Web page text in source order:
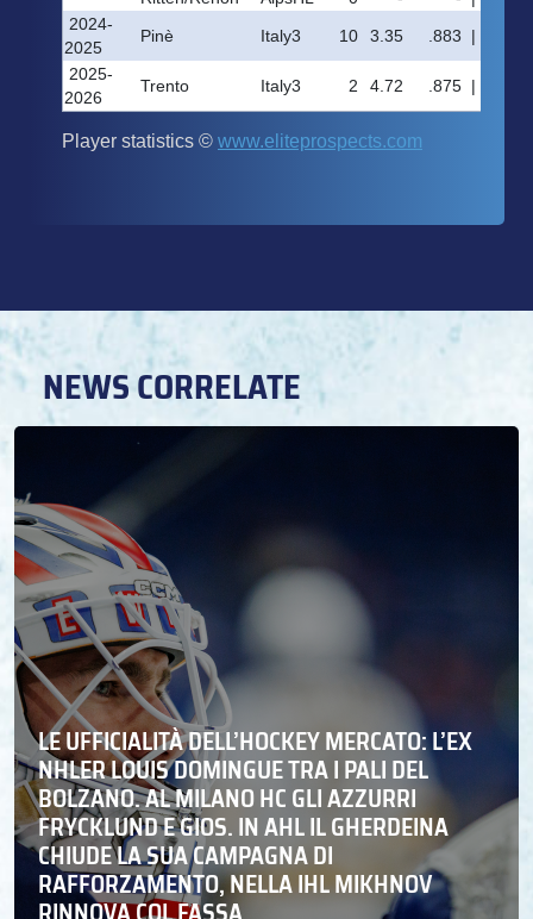
NEWS CORRELATE
LE UFFICIALITÀ DELL’HOCKEY MERCATO: L’EX
NHLER LOUIS DOMINGUE TRA I PALI DEL
BOLZANO. AL MILANO HC GLI AZZURRI
FRYCKLUND E GIOS. IN AHL IL GHERDEINA
CHIUDE LA SUA CAMPAGNA DI
RAFFORZAMENTO, NELLA IHL MIKHNOV